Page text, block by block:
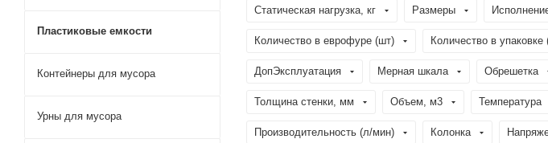
Статическая нагрузка, кг Размеры
Количество в еврофуре (шт) Количество в упаковке
ДопЭксплуатация Мерная шкала Обрешетка
Толщина стенки, мм Объем, м3 Температура
Производительность (л/мин) Колонка
Пластиковые емкости
Контейнеры для мусора
Урны для мусора